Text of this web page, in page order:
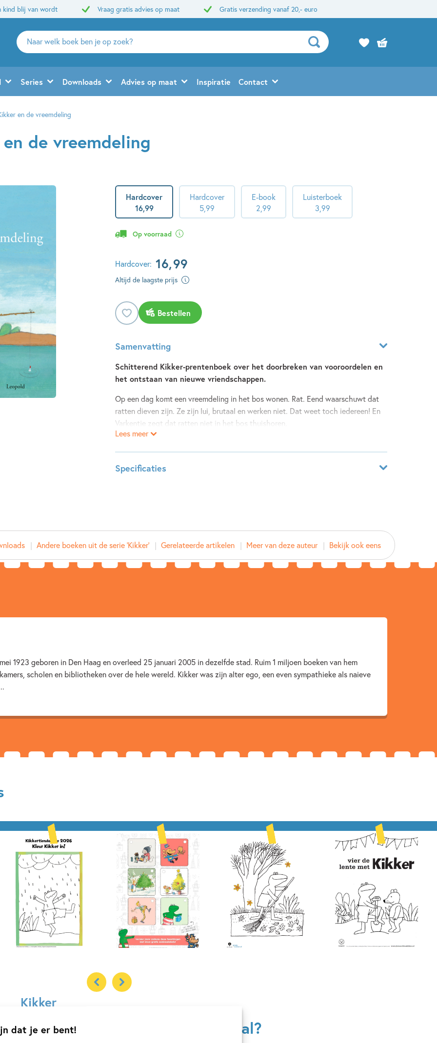
dat je er bent!
kind blij van wordt Vraag gratis advies op maat Gratis verzending vanaf 20,- euro
Zoeken
naar
en
uitgevers
Series Downloads Advies op maat Inspiratie Contact
en de vreemdeling
de vreemdeling
Hardcover
16,99
Hardcover
599
E-book
2 99
Luisterboek
3 99
Op voorraad
Hardcover: 16,99
Altijd de laagste prijs
Bestellen
Samenvatting
Schitterend Kikker-prentenboek over het doorbreken van vooroordelen en
het ontstaan van nieuwe vriendschappen.
Op een dag komt een vreemdeling in het bos wonen. Rat. Eend waarschuwt dat
ratten dieven zijn. Ze zijn lui, brutaal en werken niet. Dat weet toch iedereen! En
Varkentje zegt dat ratten niet in het bos thuishoren.
Maar Kikker besluit zelf een kijkje te gaan nemen.
Lees meer
Specificaties
Type:
Hardcover
Auteur(s):
Max Velthuijs
Prijs:
16,99
Dieren & natuur
Diversiteit & inclusiviteit
Prentenboeken
Andere boeken uit de serie 'Kikker' Gerelateerde artikelen Meer van deze auteur Bekijk ook eens
1923 geboren in Den Haag en overleed 25 januari 2005 in dezelfde stad. Ruim 1 miljoen boeken van hem
scholen en bibliotheken over de hele wereld. Kikker was zijn alter ego, een even sympathieke als naieve
Kikker
Ken jij Kikker en zijn vriendjes al?